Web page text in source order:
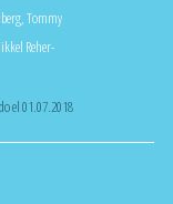
, Tommy
Reher-
el 01.07.2018